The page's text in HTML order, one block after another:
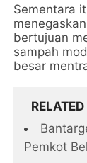
Sementara
bertujuan
sampah
besar
Pemkot